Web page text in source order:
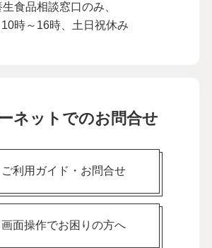
生食品相談窓口のみ、
時～16時、土日祝休み
ネットでのお問合せ
ご利用ガイド・お問合せ
画面操作でお困りの方へ